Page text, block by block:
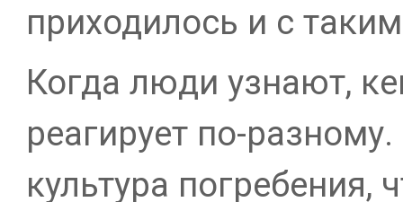
приходилось и с
Когда люди узнают,
реагирует по-
культура погребения,